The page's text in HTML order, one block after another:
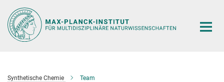
Hauptinhalt
Synthetische Chemie Team